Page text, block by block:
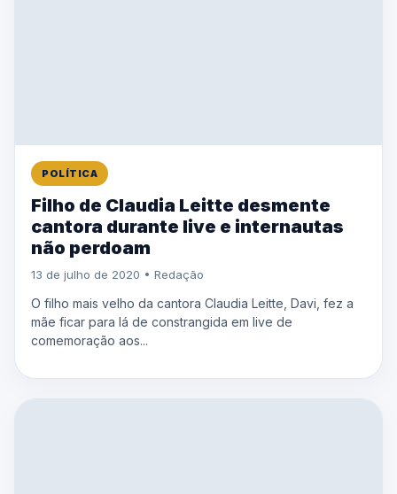
POLÍTICA
Filho de Claudia Leitte desmente
cantora durante live e internautas
não perdoam
13 de julho de 2020 • Redação
O filho mais velho da cantora Claudia Leitte, Davi, fez a
mãe ficar para lá de constrangida em live de
comemoração aos...